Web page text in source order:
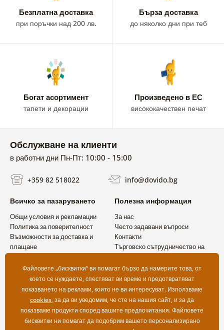
Безплатна доставка
при поръчки над 200 лв.
Бързa доставка
до няколко дни при теб
Богат асортимент
тапети и декорации
Произведено в ЕС
висококачествен печат
Обслужване на клиенти
в работни дни Пн-Пт: 10:00 - 15:00
+359 82 518022 info@dovido.bg
Всичко за пазаруването
Общи условия и рекламации
Политика за поверителност
Възможности за доставка и
плащане
Полезна информация
За нас
Често задавани въпроси
Контакти
Търговско сътрудничество на
Файловете „бисквитки“ ви помагат бързо да намерите това, от
което се нуждаете, спестяват ви време и предотвратяват
показването на реклами, които не ви интересуват. Използваме
cookies, за да ви уведомим, че сте на нашия сайт, и за да
показваме продукти според вашите предпочитания. Файловете
бисквитки ни помагат да подобрим вашето персонализирано